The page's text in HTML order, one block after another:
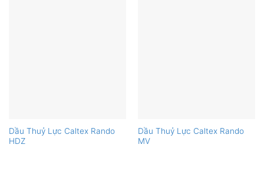
Dầu Thuỷ Lực Caltex Rando
HDZ
Dầu Thuỷ Lực Caltex Rando
MV